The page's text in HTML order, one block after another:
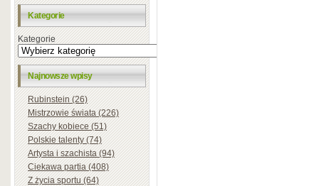
Kategorie
Kategorie
Najnowsze wpisy
Rubinstein (26)
Mistrzowie świata (226)
Szachy kobiece (51)
Polskie talenty (74)
Artysta i szachista (94)
Ciekawa partia (408)
Z życia sportu (64)